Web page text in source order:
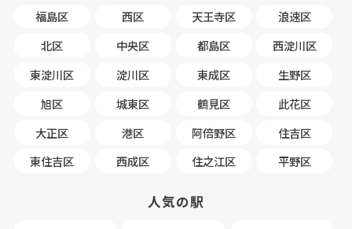
福島区 西区 天王寺区
浪速区
北区
中央区 都島区
西淀川区
東淀川区
淀川区 東成区
生野区
旭区
城東区 鶴見区
此花区
大正区
港区 阿倍野区
住吉区
東住吉区
西成区 住之江区 平野区
人気の駅